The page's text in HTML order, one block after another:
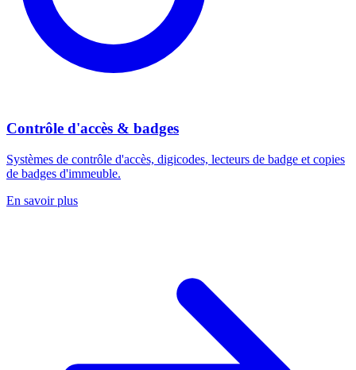
Contrôle d'accès & badges
Systèmes de contrôle d'accès, digicodes, lecteurs de badge et copies
de badges d'immeuble.
En savoir plus